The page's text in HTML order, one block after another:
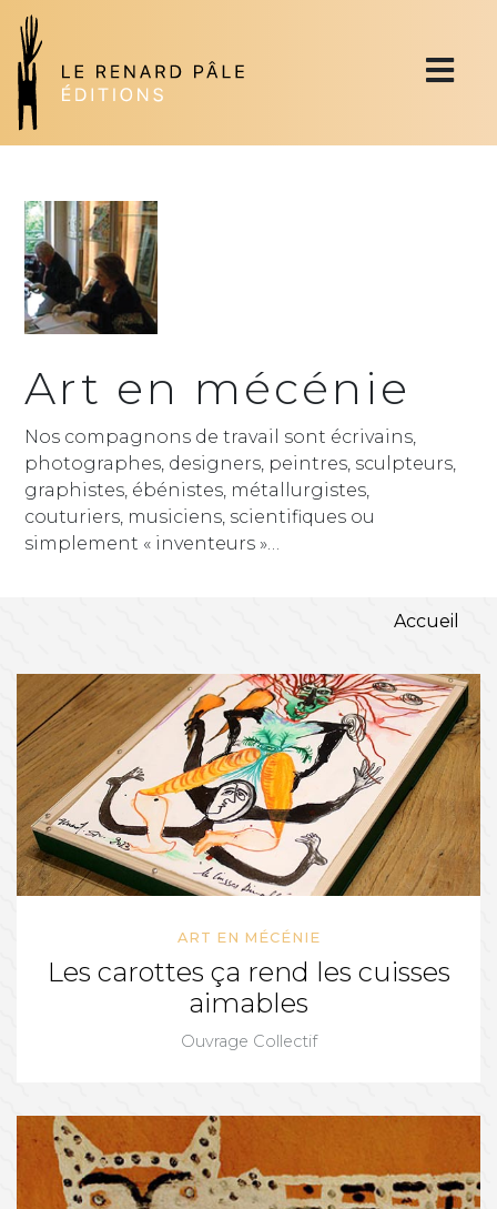
Art en mécénie
Nos compagnons de travail sont écrivains,
photographes, designers, peintres, sculpteurs,
graphistes, ébénistes, métallurgistes,
couturiers, musiciens, scientifiques ou
simplement « inventeurs »…
Accueil
ART EN MÉCÉNIE
Les carottes ça rend les cuisses
aimables
Ouvrage Collectif